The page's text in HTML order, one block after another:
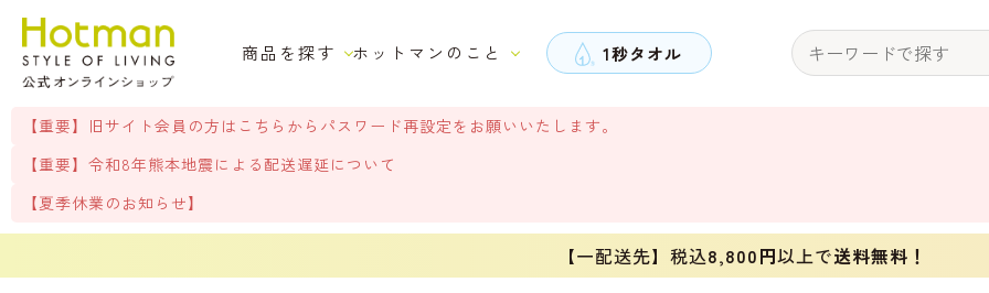
商品を探す ホットマンのこと 1秒タオル
【重要】旧サイト会員の方はこちらからパスワード再設定をお願いいたします。
【重要】令和8年熊本地震による配送遅延について
【夏季休業のお知らせ】
【一配送先】税込8,800円以上で送料無料！